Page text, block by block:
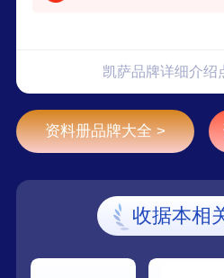
凯萨品牌详细介绍
资料册品牌大全 >
收据本相